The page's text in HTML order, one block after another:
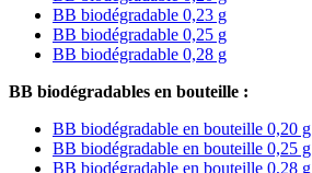
BB biodégradable 0,23 g
BB biodégradable 0,25 g
BB biodégradable 0,28 g
BB biodégradables en bouteille :
BB biodégradable en bouteille 0,20 g
BB biodégradable en bouteille 0,25 g
BB biodégradable en bouteille 0,28 g